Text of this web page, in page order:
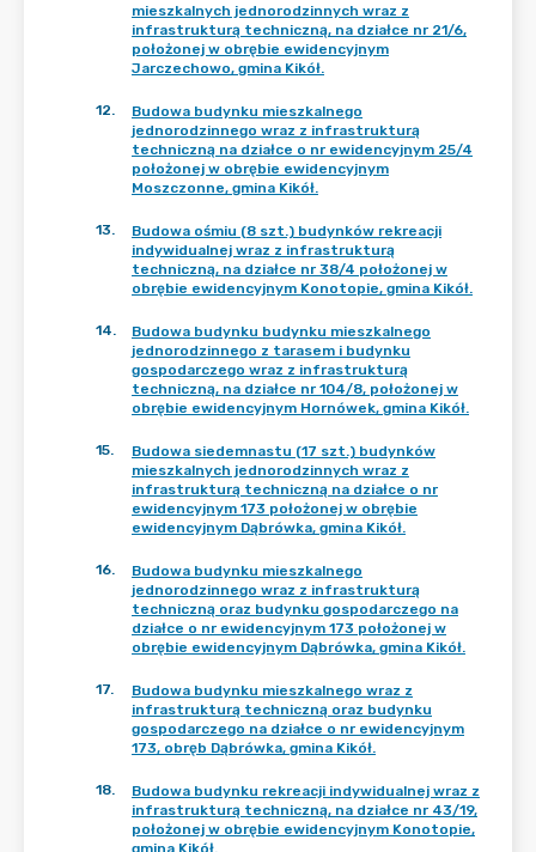
mieszkalnych jednorodzinnych wraz z
infrastrukturą techniczną, na działce nr 21/6,
położonej w obrębie ewidencyjnym
Jarczechowo, gmina Kikół.
12.
Budowa budynku mieszkalnego
jednorodzinnego wraz z infrastrukturą
techniczną na działce o nr ewidencyjnym 25/4
położonej w obrębie ewidencyjnym
Moszczonne, gmina Kikół.
13.
Budowa ośmiu (8 szt.) budynków rekreacji
indywidualnej wraz z infrastrukturą
techniczną, na działce nr 38/4 położonej w
obrębie ewidencyjnym Konotopie, gmina Kikół.
14.
Budowa budynku budynku mieszkalnego
jednorodzinnego z tarasem i budynku
gospodarczego wraz z infrastrukturą
techniczną, na działce nr 104/8, położonej w
obrębie ewidencyjnym Hornówek, gmina Kikół.
15.
Budowa siedemnastu (17 szt.) budynków
mieszkalnych jednorodzinnych wraz z
infrastrukturą techniczną na działce o nr
ewidencyjnym 173 położonej w obrębie
ewidencyjnym Dąbrówka, gmina Kikół.
16.
Budowa budynku mieszkalnego
jednorodzinnego wraz z infrastrukturą
techniczną oraz budynku gospodarczego na
działce o nr ewidencyjnym 173 położonej w
obrębie ewidencyjnym Dąbrówka, gmina Kikół.
17.
Budowa budynku mieszkalnego wraz z
infrastrukturą techniczną oraz budynku
gospodarczego na działce o nr ewidencyjnym
173, obręb Dąbrówka, gmina Kikół.
18.
Budowa budynku rekreacji indywidualnej wraz z
infrastrukturą techniczną, na działce nr 43/19,
położonej w obrębie ewidencyjnym Konotopie,
gmina Kikół.